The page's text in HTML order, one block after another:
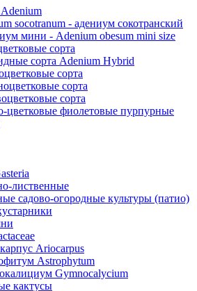
socotranum - адениум сокотранский
мини - Adenium obesum mini size
сорта
сорта Adenium Hybrid
сорта
сорта
сорта
цветковые фиолетовые пурпурные
лиственные
садово-огородные культуры (патио)
Ariocarpus
Astrophytum
Gymnocalycium
кактусы